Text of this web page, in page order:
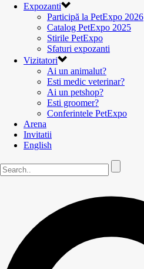
Expozanti
Participă la PetExpo 2026
Catalog PetExpo 2025
Stirile PetExpo
Sfaturi expozanti
Vizitatori
Ai un animalut?
Esti medic veterinar?
Ai un petshop?
Esti groomer?
Conferintele PetExpo
Arena
Invitatii
English